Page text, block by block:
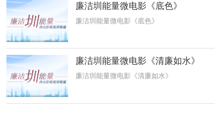
廉洁圳能量微电影《底色》
廉洁圳能量微电影《底色》
廉洁圳能量微电影《清廉如水》
廉洁圳能量微电影《清廉如水》